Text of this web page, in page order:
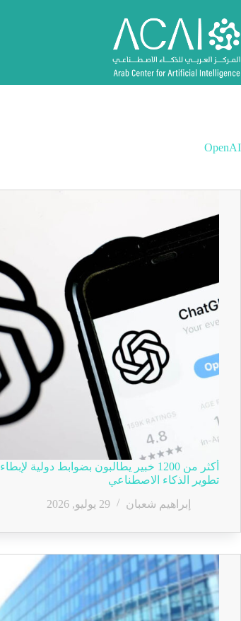
إلى
المحتوى
OpenAI
أكثر من 1200 خبير يطالبون بضوابط دولية لإبطاء
تطوير الذكاء الاصطناعي
إبراهيم شعبان
29 يوليو, 2026